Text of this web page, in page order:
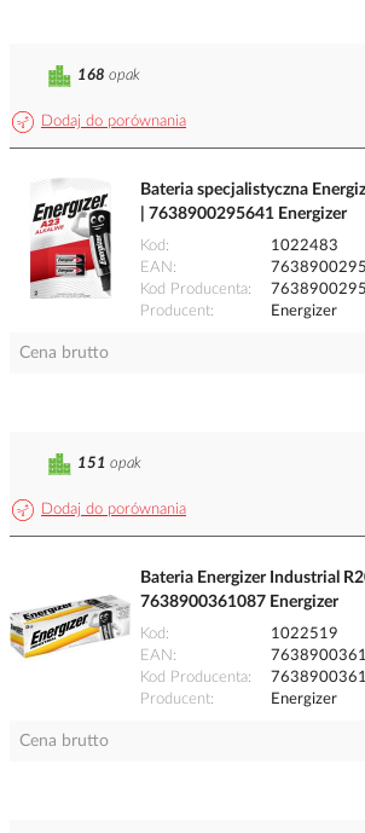
Dodaj do porównania
168 opak
Bateria specjalistyczna
| 7638900295641 Energizer
Kod
1022483
EAN
Kod Producenta
Producent
Energizer
Cena brutto
Dodaj do porównania
151 opak
Bateria Energizer Industrial
7638900361087 Energizer
Kod
1022519
EAN
Kod Producenta
Producent
Energizer
Cena brutto